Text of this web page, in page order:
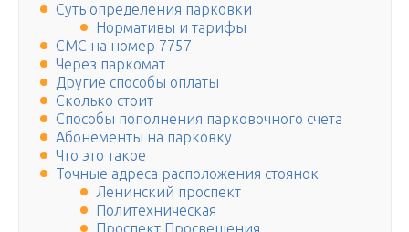
Суть определения парковки
Нормативы и тарифы
СМС на номер 7757
Через паркомат
Другие способы оплаты
Сколько стоит
Способы пополнения парковочного счета
Абонементы на парковку
Что это такое
Точные адреса расположения стоянок
Ленинский проспект
Политехническая
Проспект Просвещения